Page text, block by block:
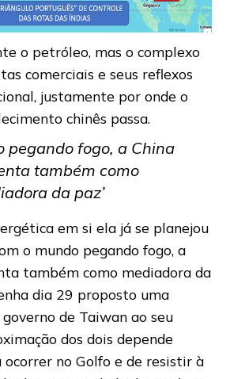
o petróleo, mas o complexo
comerciais e seus reflexos
justamente por onde o
chinês passa.
pegando fogo, a China
também como
da paz’
em si ela já se planejou
o mundo pegando fogo, a
também como mediadora da
dia 29 proposto uma
de Taiwan ao seu
dos dois depende
no Golfo e de resistir à